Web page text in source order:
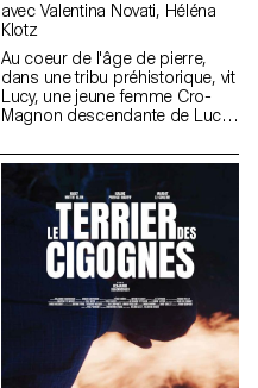
avec Valentina Novati, Héléna
Klotz
Au coeur de l'âge de pierre,
dans une tribu préhistorique, vit
Lucy, une jeune femme Cro-
Magnon descendante de Lucy